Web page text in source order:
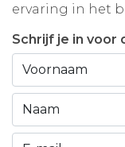
ervaring in het
Schrijf je in voor